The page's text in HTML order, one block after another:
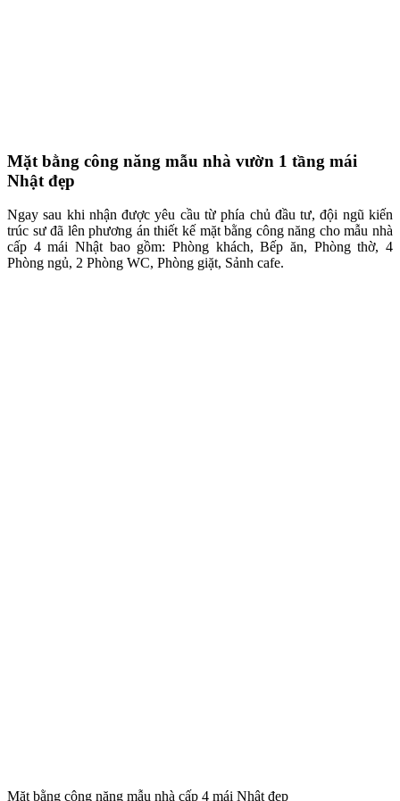
Mặt bằng công năng mẫu nhà vườn 1 tầng mái
Nhật đẹp
Ngay sau khi nhận được yêu cầu từ phía chủ đầu tư, đội ngũ kiến
trúc sư đã lên phương án thiết kế mặt bằng công năng cho mẫu nhà
cấp 4 mái Nhật bao gồm: Phòng khách, Bếp ăn, Phòng thờ, 4
Phòng ngủ, 2 Phòng WC, Phòng giặt, Sảnh cafe.
Mặt bằng công năng mẫu nhà cấp 4 mái Nhật đẹp